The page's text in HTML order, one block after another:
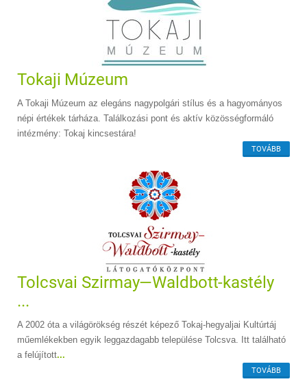
Tokaji Múzeum
A Tokaji Múzeum az elegáns nagypolgári stílus és a hagyományos
népi értékek tárháza. Találkozási pont és aktív közösségformáló
intézmény: Tokaj kincsestára!
TOVÁBB
Tolcsvai Szirmay—Waldbott-kastély
...
A 2002 óta a világörökség részét képező Tokaj-hegyaljai Kultúrtáj
műemlékekben egyik leggazdagabb települése Tolcsva. Itt található
a felújított...
TOVÁBB